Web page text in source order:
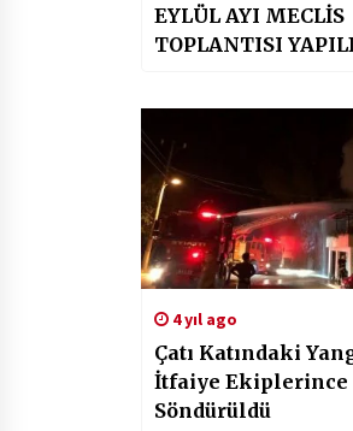
EYLÜL AYI MECLİS
TOPLANTISI
4 yıl ago
Çatı Katındaki
İtfaiye Ekiplerince
Söndürüldü